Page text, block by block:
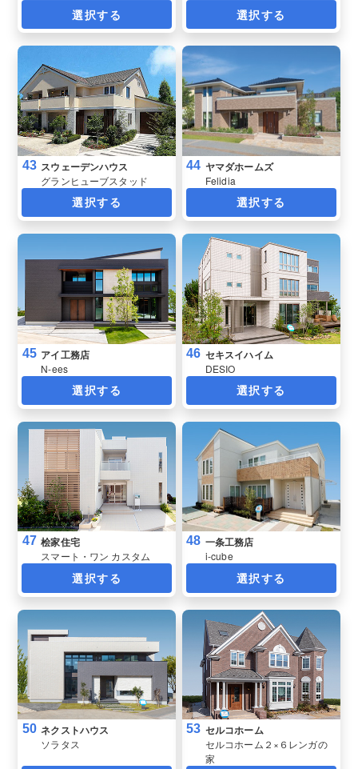
選択する 選択する
43 スウェーデンハウス
グランヒューブスタッド
選択する
44 ヤマダホームズ
Felidia
選択する
45 アイ工務店
N-ees
選択する
46 セキスイハイム
DESIO
選択する
47 桧家住宅
スマート・ワン カスタム
選択する
48 一条工務店
i-cube
選択する
50 ネクストハウス
ソラタス
53 セルコホーム
セルコホーム２×６レンガの
家